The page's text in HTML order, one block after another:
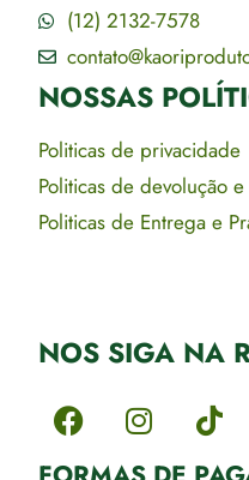
(12) 2132-7578
NOSSAS
Politicas de privacidade
Politicas de devolução
Politicas de Entrega e
NOS SIGA NA